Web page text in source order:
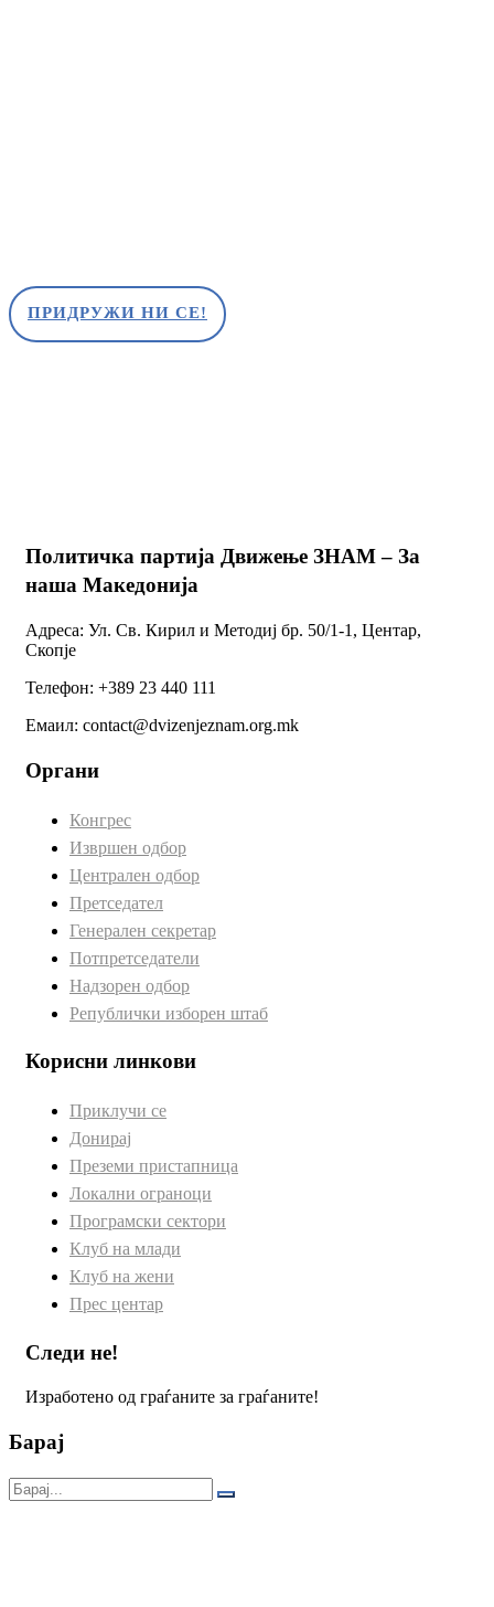
ПРИДРУЖИ НИ СЕ!
Политичка партија Движење ЗНАМ – За
наша Македонија
Адреса: Ул. Св. Кирил и Методиј бр. 50/1-1, Центар,
Скопје
Телефон: +389 23 440 111
Емаил: contact@dvizenjeznam.org.mk
Органи
Конгрес
Извршен одбор
Централен одбор
Претседател
Генерален секретар
Потпретседатели
Надзорен одбор
Републички изборен штаб
Корисни линкови
Приклучи се
Донирај
Преземи пристапница
Локални ограноци
Програмски сектори
Клуб на млади
Клуб на жени
Прес центар
Следи не!
Изработено од граѓаните за граѓаните!
Барај